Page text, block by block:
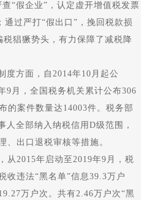
“假企业”，认定虚开增值税发票
过严打“假出口”，挽回税款损
猖獗势头，有力保障了减税降
方面，自2014年10月起公
9月，全国税务机关累计公布306
的案件数量达14003件。税务部
人全部纳入纳税信用D级范围，
、出口退税审核等措施。
2015年启动至2019年9月，税
收违法“黑名单”信息39.3万户
万户次。共有2.46万户次“黑